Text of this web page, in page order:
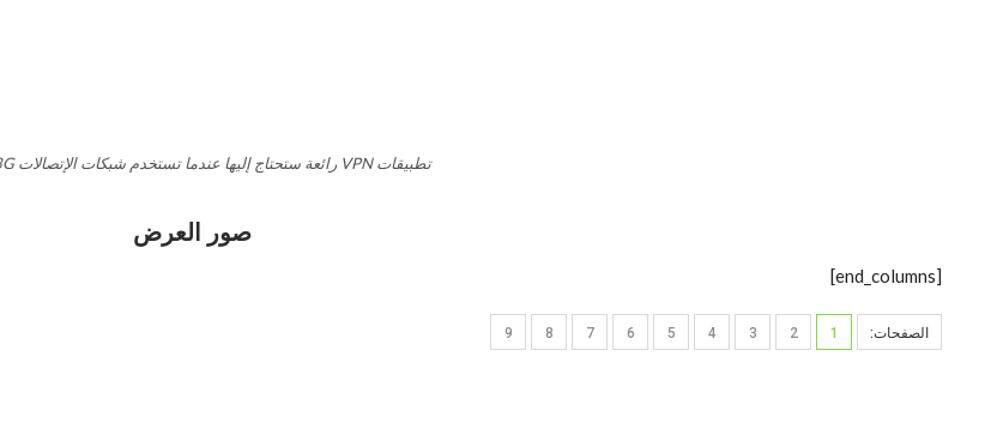
تطبيقات VPN رائعة ستحتاج إليها عندما تستخدم شبكات الإتصالات 3G أو 4G
صور العرض
[end_columns]
الصفحات: 1
2
3
4
5
6
7
8
9